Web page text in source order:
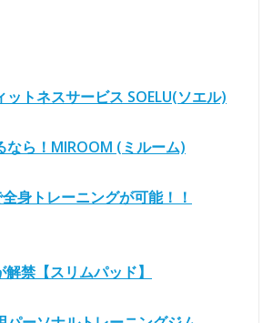
ットネスサービス SOELU(ソエル)
なら！MIROOM (ミルーム)
身トレーニングが可能！！
禁【スリムパッド】